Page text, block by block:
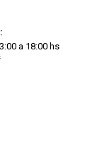
a 18:00 hs